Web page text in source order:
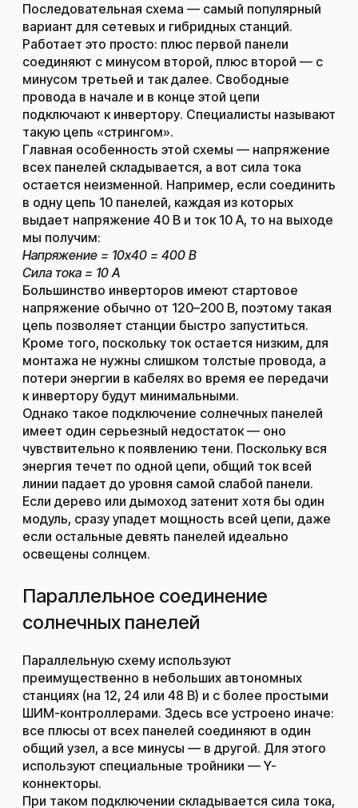
Последовательная схема — самый популярный
вариант для сетевых и гибридных станций.
Работает это просто: плюс первой панели
соединяют с минусом второй, плюс второй — с
минусом третьей и так далее. Свободные
провода в начале и в конце этой цепи
подключают к инвертору. Специалисты называют
такую цепь «стрингом».
Главная особенность этой схемы — напряжение
всех панелей складывается, а вот сила тока
остается неизменной. Например, если соединить
в одну цепь 10 панелей, каждая из которых
выдает напряжение 40 В и ток 10 А, то на выходе
мы получим:
Напряжение = 10х40 = 400 В
Сила тока = 10 А
Большинство инверторов имеют стартовое
напряжение обычно от 120–200 В, поэтому такая
цепь позволяет станции быстро запуститься.
Кроме того, поскольку ток остается низким, для
монтажа не нужны слишком толстые провода, а
потери энергии в кабелях во время ее передачи
к инвертору будут минимальными.
Однако такое подключение солнечных панелей
имеет один серьезный недостаток — оно
чувствительно к появлению тени. Поскольку вся
энергия течет по одной цепи, общий ток всей
линии падает до уровня самой слабой панели.
Если дерево или дымоход затенит хотя бы один
модуль, сразу упадет мощность всей цепи, даже
если остальные девять панелей идеально
освещены солнцем.
Параллельное соединение
солнечных панелей
Параллельную схему используют
преимущественно в небольших автономных
станциях (на 12, 24 или 48 В) и с более простыми
ШИМ-контроллерами. Здесь все устроено иначе:
все плюсы от всех панелей соединяют в один
общий узел, а все минусы — в другой. Для этого
используют специальные тройники — Y-
коннекторы.
При таком подключении складывается сила тока,